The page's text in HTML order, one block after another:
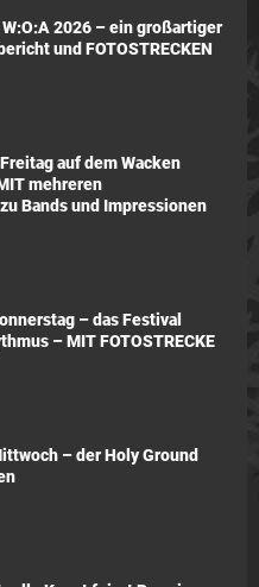
2026 – ein großartiger
und FOTOSTRECKEN
auf dem Wacken
mehreren
zu Bands und Impressionen
– das Festival
– MIT FOTOSTRECKE
– der Holy Ground